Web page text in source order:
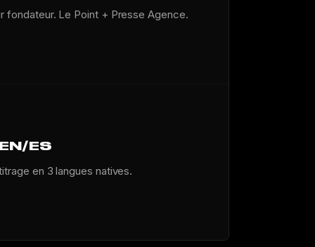
fondateur. Le Point + Presse Agence.
ES
en 3 langues natives.